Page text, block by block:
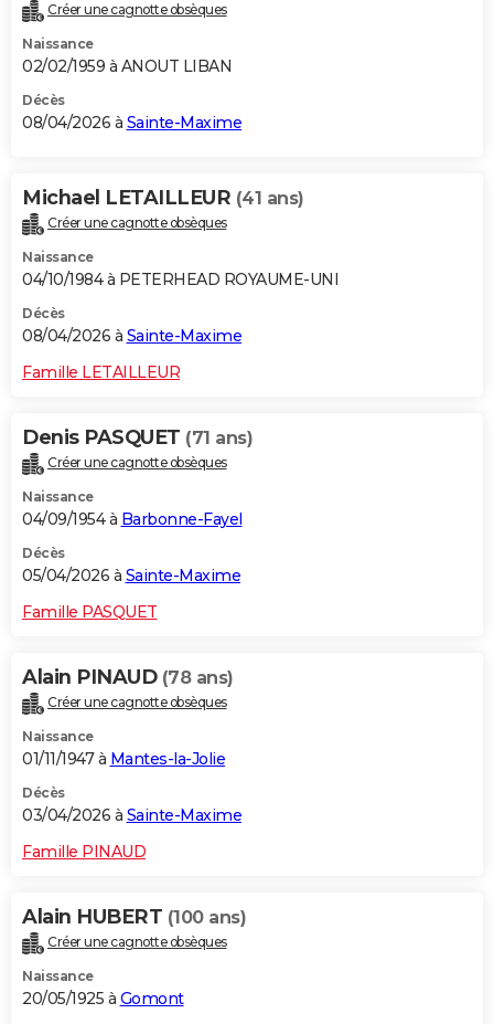
Créer une cagnotte obsèques
Naissance
02/02/1959 à ANOUT LIBAN
Décès
08/04/2026 à Sainte-Maxime
Michael LETAILLEUR (41 ans)
Créer une cagnotte obsèques
Naissance
04/10/1984 à PETERHEAD ROYAUME-UNI
Décès
08/04/2026 à Sainte-Maxime
Famille LETAILLEUR
Denis PASQUET (71 ans)
Créer une cagnotte obsèques
Naissance
04/09/1954 à Barbonne-Fayel
Décès
05/04/2026 à Sainte-Maxime
Famille PASQUET
Alain PINAUD (78 ans)
Créer une cagnotte obsèques
Naissance
01/11/1947 à Mantes-la-Jolie
Décès
03/04/2026 à Sainte-Maxime
Famille PINAUD
Alain HUBERT (100 ans)
Créer une cagnotte obsèques
Naissance
20/05/1925 à Gomont